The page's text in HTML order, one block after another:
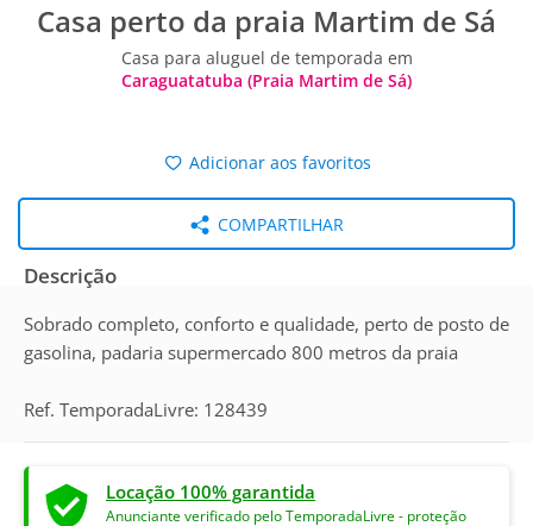
Casa perto da praia Martim de Sá
Casa para aluguel de temporada em
Caraguatatuba (Praia Martim de Sá)
Adicionar aos favoritos
COMPARTILHAR
Descrição
Sobrado completo, conforto e qualidade, perto de posto de
gasolina, padaria supermercado 800 metros da praia
Ref. TemporadaLivre: 128439
Locação 100% garantida
Anunciante verificado pelo TemporadaLivre - proteção